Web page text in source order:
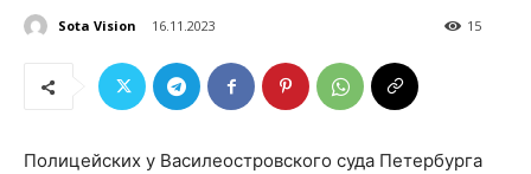
Sota Vision 16.11.2023 15
Полицейских у Василеостровского суда Петербурга